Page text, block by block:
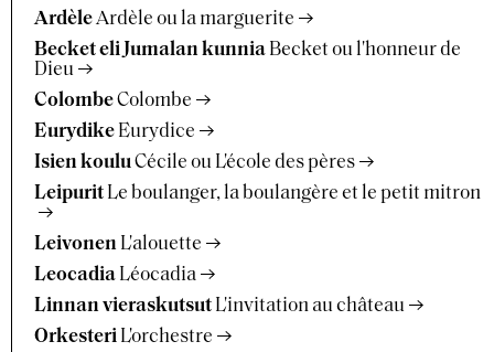
ArdèleArdèle ou la marguerite
Becket eli Jumalan kunnia Becket ou l'honneur de
Dieu
ColombeColombe
Eurydike Eurydice
Isien kouluCécile ou L'école des pères
Leipurit Le boulanger, la boulangère et le petit mitron
Leivonen L'alouette
Leocadia Léocadia
Linnan vieraskutsut L'invitation au château
Orkesteri L'orchestre